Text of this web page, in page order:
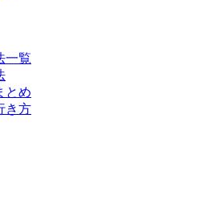
一覧
とめ
き方